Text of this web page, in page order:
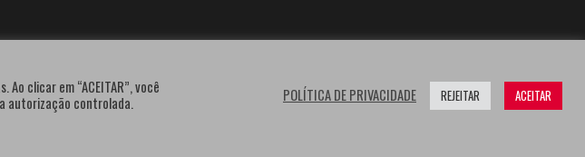
clicar em “ACEITAR”, você
autorização controlada.
POLÍTICA DE PRIVACIDADE REJEITAR ACEITAR